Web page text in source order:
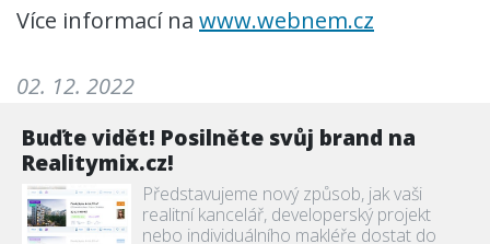
Více informací na www.webnem.cz
02. 12. 2022
Buďte vidět! Posilněte svůj brand na
Realitymix.cz!
Představujeme nový způsob, jak vaši
realitní kancelář, developerský projekt
nebo individuálního makléře dostat do